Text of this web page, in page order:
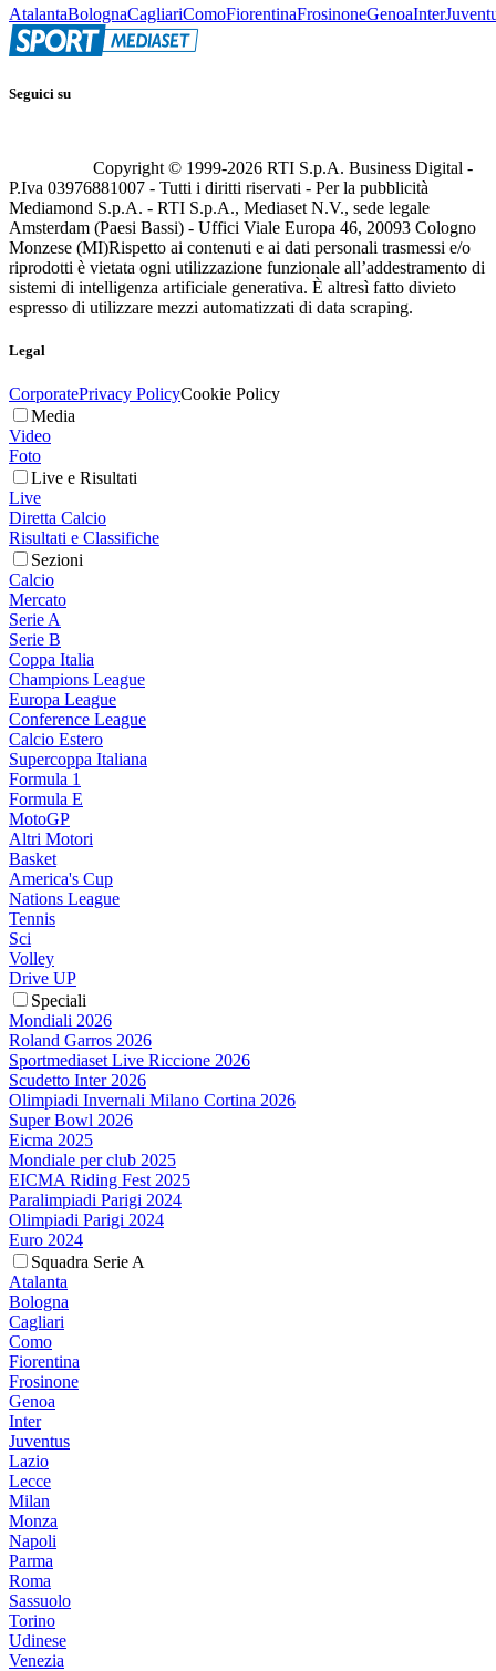
AtalantaBolognaCagliariComoFiorentinaFrosinoneGenoaInter
Seguici su
Copyright © 1999-2026 RTI S.p.A. Business Digital -
P.Iva 03976881007 - Tutti i diritti riservati - Per la pubblicità
Mediamond S.p.A. - RTI S.p.A., Mediaset N.V., sede legale
Amsterdam (Paesi Bassi) - Uffici Viale Europa 46, 20093 Cologno
Monzese (MI)Rispetto ai contenuti e ai dati personali trasmessi e/o
riprodotti è vietata ogni utilizzazione funzionale all’addestramento di
sistemi di intelligenza artificiale generativa. È altresì fatto divieto
espresso di utilizzare mezzi automatizzati di data scraping.
Legal
CorporatePrivacy PolicyCookie Policy
Media
Video
Foto
Live e Risultati
Live
Diretta Calcio
Risultati e Classifiche
Sezioni
Calcio
Mercato
Serie A
Serie B
Coppa Italia
Champions League
Europa League
Conference League
Calcio Estero
Supercoppa Italiana
Formula 1
Formula E
MotoGP
Altri Motori
Basket
America's Cup
Nations League
Tennis
Sci
Volley
Drive UP
Speciali
Mondiali 2026
Roland Garros 2026
Sportmediaset Live Riccione 2026
Scudetto Inter 2026
Olimpiadi Invernali Milano Cortina 2026
Super Bowl 2026
Eicma 2025
Mondiale per club 2025
EICMA Riding Fest 2025
Paralimpiadi Parigi 2024
Olimpiadi Parigi 2024
Euro 2024
Squadra Serie A
Atalanta
Bologna
Cagliari
Como
Fiorentina
Frosinone
Genoa
Inter
Juventus
Lazio
Lecce
Milan
Monza
Napoli
Parma
Roma
Sassuolo
Torino
Udinese
Venezia